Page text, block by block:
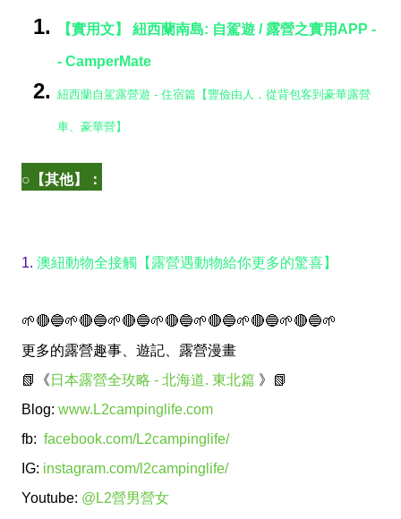
【實用文】 紐西蘭南島: 自駕遊 / 露營之實用APP -
- CamperMate
紐西蘭自駕露營遊 - 住宿篇【豐儉由人，從背包客到豪華露營
車、豪華營】
○【其他】：
1. 澳紐動物全接觸【露營遇動物給你更多的驚喜】
🌱🔴🔵🌱🔴🔵🌱🔴🔵🌱🔴🔵🌱🔴🔵🌱🔴🔵🌱🔴🔵🌱
更多的露營趣事、遊記、露營漫畫
📗《 日本露營全玫略 - 北海道. 東北篇 》📗
Blog: www.L2campinglife.com
fb: facebook.com/L2campinglife/
IG: instagram.com/l2campinglife/
Youtube: @L2營男營女